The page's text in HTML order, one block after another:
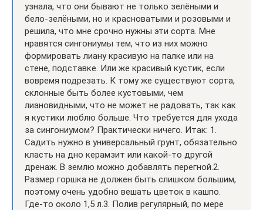
узнала, что они бывают не только зелёными и
бело-зелёными, но и красноватыми и розовыми и
решила, что мне срочно нужны эти сорта. Мне
нравятся сингониумы тем, что из них можно
формировать лиану красивую на палке или на
стене, подставке. Или же красивый кустик, если
вовремя подрезать. К тому же существуют сорта,
склонные быть более кустовыми, чем
лиановидными, что не может не радовать, так как
я кустики люблю больше. Что требуется для ухода
за сингониумом? Практически ничего. Итак: 1.
Садить нужно в универсальный грунт, обязательно
класть на дно керамзит или какой-то другой
дренаж. В землю можно добавлять перегной.2.
Размер горшка не должен быть слишком большим,
поэтому очень удобно вешать цветок в кашпо.
Где-то около 1,5 л.3. Полив регулярный, по мере